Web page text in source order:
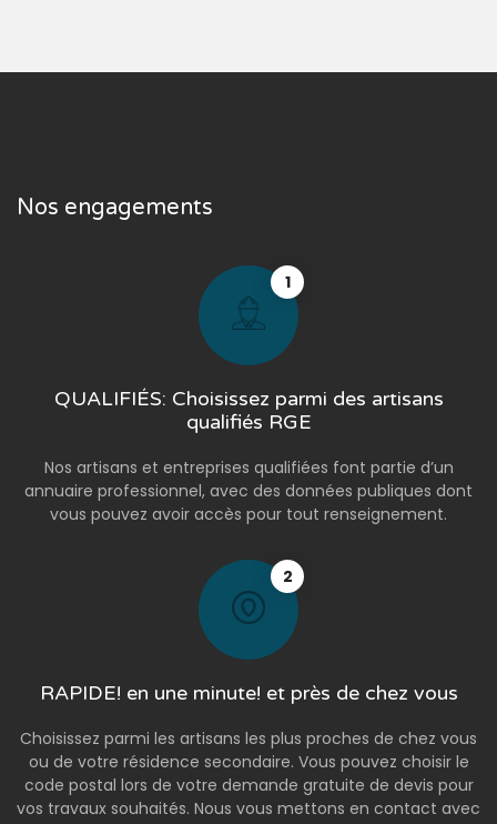
Nos engagements
1
QUALIFIÉS: Choisissez parmi des artisans
qualifiés RGE
Nos artisans et entreprises qualifiées font partie d’un
annuaire professionnel, avec des données publiques dont
vous pouvez avoir accès pour tout renseignement.
2
RAPIDE! en une minute! et près de chez vous
Choisissez parmi les artisans les plus proches de chez vous
ou de votre résidence secondaire. Vous pouvez choisir le
code postal lors de votre demande gratuite de devis pour
vos travaux souhaités. Nous vous mettons en contact avec